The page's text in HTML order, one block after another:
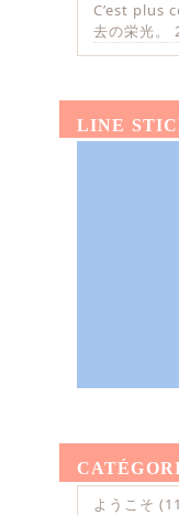
C’est plus
去の栄光。
LINE
ようこそ